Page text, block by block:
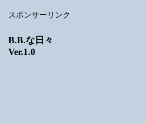
スポンサーリンク
B.B.な日々
Ver.1.0